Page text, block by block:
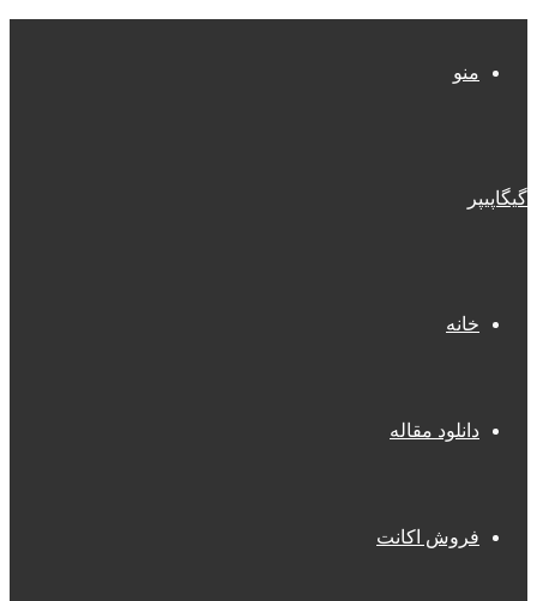
منو
گیگاپیپر
خانه
دانلود مقاله
فروش اکانت